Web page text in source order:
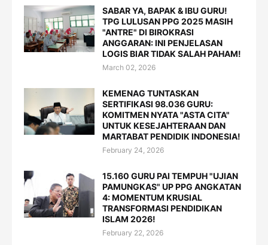
SABAR YA, BAPAK & IBU GURU!
TPG LULUSAN PPG 2025 MASIH
"ANTRE" DI BIROKRASI
ANGGARAN: INI PENJELASAN
LOGIS BIAR TIDAK SALAH PAHAM!
March 02, 2026
KEMENAG TUNTASKAN
SERTIFIKASI 98.036 GURU:
KOMITMEN NYATA "ASTA CITA"
UNTUK KESEJAHTERAAN DAN
MARTABAT PENDIDIK INDONESIA!
February 24, 2026
15.160 GURU PAI TEMPUH "UJIAN
PAMUNGKAS" UP PPG ANGKATAN
4: MOMENTUM KRUSIAL
TRANSFORMASI PENDIDIKAN
ISLAM 2026!
February 22, 2026